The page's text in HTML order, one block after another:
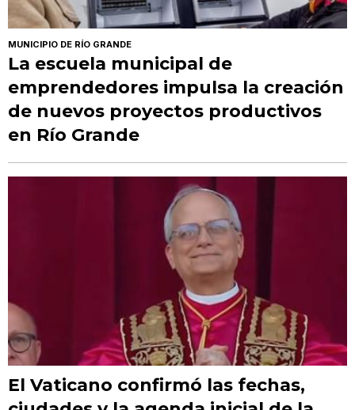
MUNICIPIO DE RÍO GRANDE
La escuela municipal de
emprendedores impulsa la creación
de nuevos proyectos productivos
en Río Grande
El Vaticano confirmó las fechas,